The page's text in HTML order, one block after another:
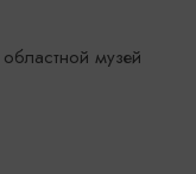
музей